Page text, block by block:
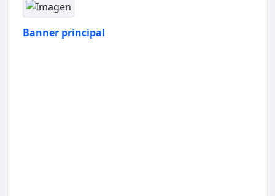
Banner principal